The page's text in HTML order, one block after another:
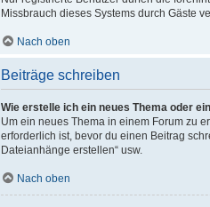
Missbrauch dieses Systems durch Gäste
Nach oben
Beiträge schreiben
Wie erstelle ich ein neues Thema oder
Um ein neues Thema in einem Forum zu
erforderlich ist, bevor du einen Beitrag
Dateianhänge erstellen“ usw.
Nach oben